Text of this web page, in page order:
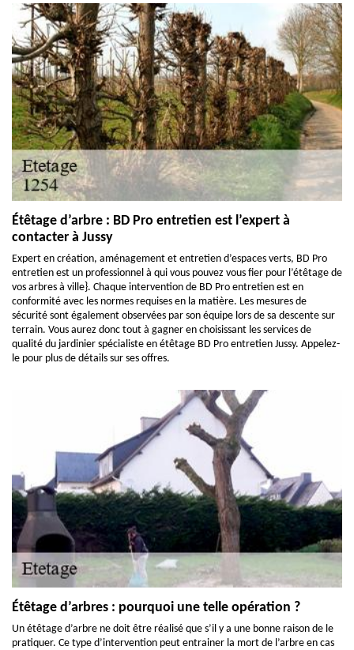
Étêtage d’arbre : BD Pro entretien est l’expert à
contacter à Jussy
Expert en création, aménagement et entretien d’espaces verts, BD Pro
entretien est un professionnel à qui vous pouvez vous fier pour l’étêtage de
vos arbres à ville}. Chaque intervention de BD Pro entretien est en
conformité avec les normes requises en la matière. Les mesures de
sécurité sont également observées par son équipe lors de sa descente sur
terrain. Vous aurez donc tout à gagner en choisissant les services de
qualité du jardinier spécialiste en étêtage BD Pro entretien Jussy. Appelez-
le pour plus de détails sur ses offres.
Étêtage d’arbres : pourquoi une telle opération ?
Un étêtage d’arbre ne doit être réalisé que s’il y a une bonne raison de le
pratiquer. Ce type d’intervention peut entrainer la mort de l’arbre en cas